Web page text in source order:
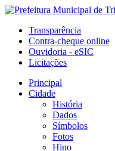
Transparência
Contra-cheque online
Ouvidoria - eSIC
Licitações
Principal
Cidade
História
Dados
Símbolos
Fotos
Hino